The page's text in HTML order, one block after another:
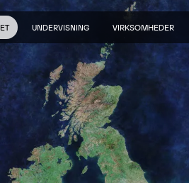
UNDERVISNING VIRKSOMHEDER